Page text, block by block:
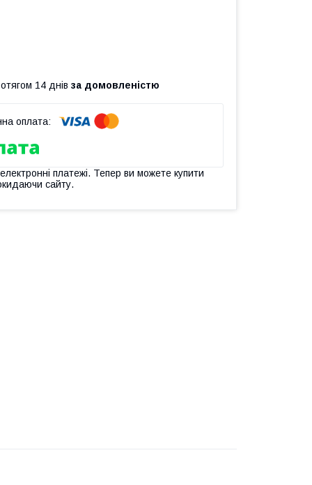
14 днів за домовленістю
платежі. Тепер ви можете купити
сайту.